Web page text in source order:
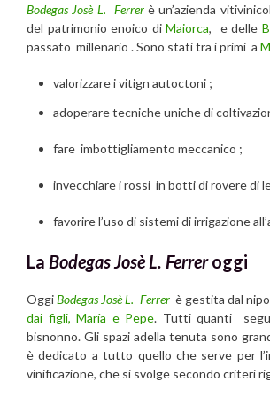
Bodegas Josè L. Ferrerè un’azienda
del patrimonio enoico diMaiorca, e delle
passato millenario . Sono stati tra i primi a
valorizzare i vitign autoctoni ;
adoperare tecniche uniche di
fare imbottigliamento meccanico ;
invecchiare i rossi in botti di rovere di
favorire l’uso di sistemi di irrigazione
La Bodegas Josè L. Ferreroggi
OggiBodegas Josè L. Ferrerè gestita dal
dai figli, María e Pepe. Tutti quanti
bisnonno. Gli spazi adella tenuta sono
è dedicato a tutto quello che serve per
vinificazione, che si svolge secondo criteri